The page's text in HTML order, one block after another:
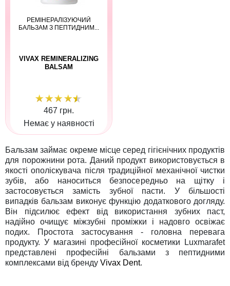
РЕМІНЕРАЛІЗУЮЧИЙ
БАЛЬЗАМ З ПЕПТИДНИМ...
VIVAX REMINERALIZING
BALSAM
467 грн.
Немає у наявності
Бальзам займає окреме місце серед гігієнічних продуктів
для порожнини рота. Даний продукт використовується в
якості ополіскувача після традиційної механічної чистки
зубів, або наноситься безпосередньо на щітку і
застосовується замість зубної пасти. У більшості
випадків бальзам виконує функцію додаткового догляду.
Він підсилює ефект від використання зубних паст,
надійно очищує міжзубні проміжки і надовго освіжає
подих. Простота застосування - головна перевага
продукту. У магазині професійної косметики Luxmarafet
представлені професійні бальзами з пептидними
комплексами від бренду Vivax Dent.